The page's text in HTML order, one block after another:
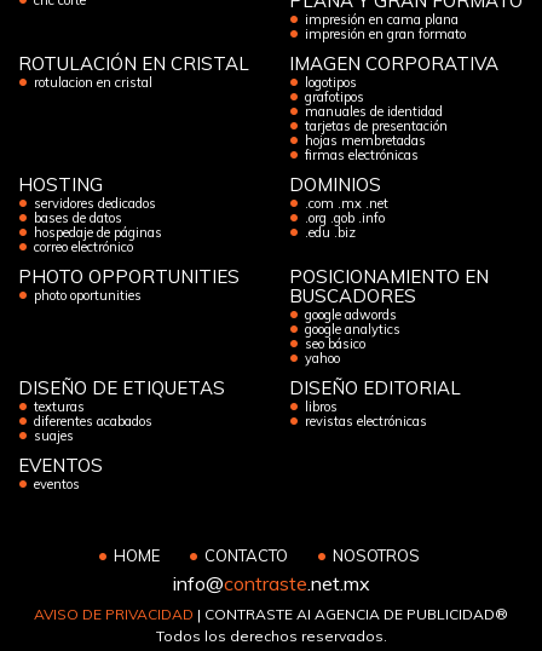
impresión en cama plana
impresión en gran formato
ROTULACIÓN EN CRISTAL
rotulacion en cristal
IMAGEN CORPORATIVA
logotipos
grafotipos
manuales de identidad
tarjetas de presentación
hojas membretadas
firmas electrónicas
HOSTING
servidores dedicados
bases de datos
hospedaje de páginas
correo electrónico
DOMINIOS
.com .mx .net
.org .gob .info
.edu .biz
PHOTO OPPORTUNITIES
photo oportunities
POSICIONAMIENTO EN
BUSCADORES
google adwords
google analytics
seo básico
yahoo
DISEÑO DE ETIQUETAS
texturas
diferentes acabados
suajes
DISEÑO EDITORIAL
libros
revistas electrónicas
EVENTOS
eventos
HOME CONTACTO NOSOTROS
info@contraste .net.mx
AVISO DE PRIVACIDAD | CONTRASTE AI AGENCIA DE PUBLICIDAD®
Todos los derechos reservados.